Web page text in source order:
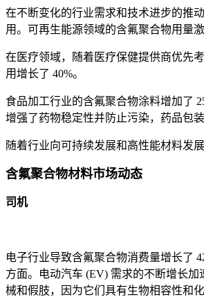
在不断变化的行业需求和技术进步的推
用。可再生能源领域的含氟聚合物用量
在医疗领域，随着医疗保健提供商优先
用增长了 40%。
食品加工行业的含氟聚合物涂料增加了
增强了药物稳定性并防止污染，药品包
随着行业向可持续发展和高性能材料发
含氟聚合物材料市场动态
司机
电子行业导致含氟聚合物消费量增长了
方面。电动汽车 (EV) 需求的不断增长
械和假肢，因为它们具有生物相容性和化